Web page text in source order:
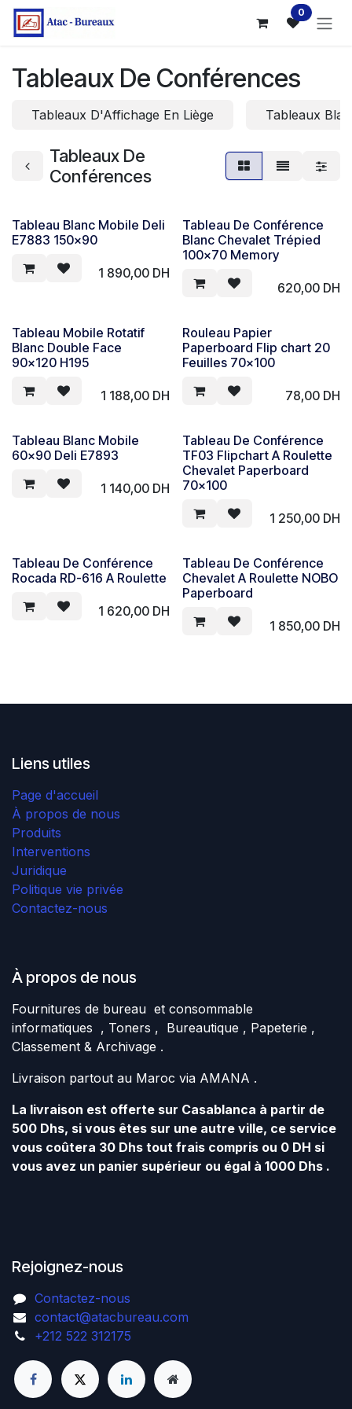
Se rendre au contenu 0
Tableaux De Conférences
Tableaux D'Affichage En Liège Tableaux
Tableaux De
Conférences
Tableau Blanc Mobile Deli
E7883 150x90
1 890,00DH
Tableau De Conférence
Blanc Chevalet Trépied
100x70 Memory
620,00DH
Tableau Mobile Rotatif
Blanc Double Face
90x120 H195
1 188,00DH
Rouleau Papier
Paperboard Flip chart 20
Feuilles 70x100
78,00DH
Tableau Blanc Mobile
60x90 Deli E7893
1 140,00DH
Tableau De Conférence
TF03 Flipchart A Roulette
Chevalet Paperboard
70x100
1 250,00DH
Tableau De Conférence
Rocada RD-616 A Roulette
1 620,00DH En rupture de stock
Tableau De Conférence
Chevalet A Roulette NOBO
Paperboard
1 850,00DH
Liens utiles
Page d'accueil
À propos de nous
Produits
Interventions
Juridique
Politique vie privée
Contactez-nous
À propos de nous
Fournitures de bureau et consommable
informatiques , Toners , Bureautique , Papeterie ,
Classement & Archivage .
Livraison partout au Maroc via AMANA .
La livraison est offerte sur Casablanca à partir de
500 Dhs, si vous êtes sur une autre ville, ce service
vous coûtera 30 Dhs tout frais compris ou 0 DH si
vous avez un panier supérieur ou égal à 1000 Dhs .
Rejoignez-nous
Contactez-nous
contact@atacbureau.com
+212 522 312175